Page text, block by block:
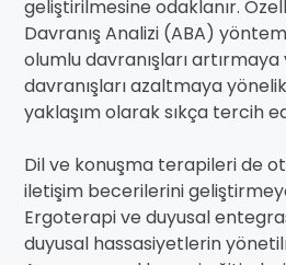
geliştirilmesine odaklanır.
Davranış Analizi (ABA)
olumlu davranışları artırmaya
davranışları azaltmaya
yaklaşım olarak sıkça tercih
Dil ve konuşma terapileri de
iletişim becerilerini
Ergoterapi ve duyusal
duyusal hassasiyetlerin